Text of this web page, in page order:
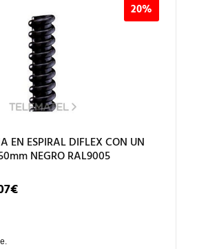
20%
EN ESPIRAL DIFLEX CON UN
NEGRO RAL9005
€EL
PRECIO